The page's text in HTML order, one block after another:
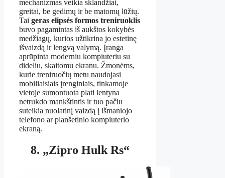
mechanizmas veikia sklandžiai,
greitai, be gedimų ir be matomų lūžių.
Tai geras elipsės formos treniruoklis
buvo pagamintas iš aukštos kokybės
medžiagų, kurios užtikrina jo estetinę
išvaizdą ir lengvą valymą. Įranga
aprūpinta moderniu kompiuteriu su
dideliu, skaitomu ekranu. Žmonėms,
kurie treniruočių metu naudojasi
mobiliaisiais įrenginiais, tinkamoje
vietoje sumontuota plati lentyna
netrukdo mankštintis ir tuo pačiu
suteikia nuolatinį vaizdą į išmaniojo
telefono ar planšetinio kompiuterio
ekraną.
8. „Zipro Hulk Rs“